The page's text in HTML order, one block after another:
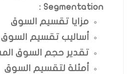
Segmentation :
مزايا تقسيم السوق
أساليب تقسيم السوق
تقدير حجم السوق
أمثلة لتقسيم السوق